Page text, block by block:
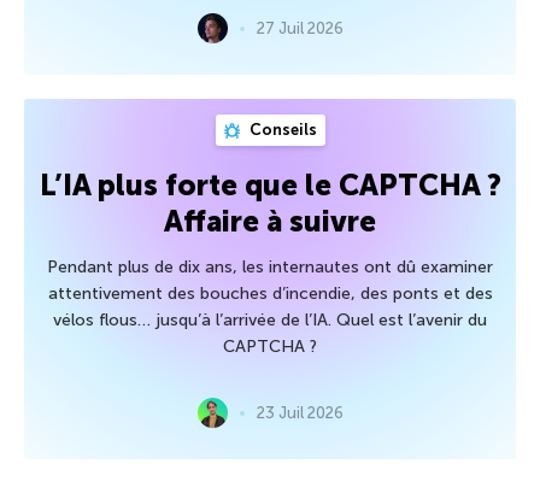
27 Juil 2026
Conseils
L’IA plus forte que le CAPTCHA ?
Affaire à suivre
Pendant plus de dix ans, les internautes ont dû examiner
attentivement des bouches d’incendie, des ponts et des
vélos flous… jusqu’à l’arrivée de l’IA. Quel est l’avenir du
CAPTCHA ?
23 Juil 2026